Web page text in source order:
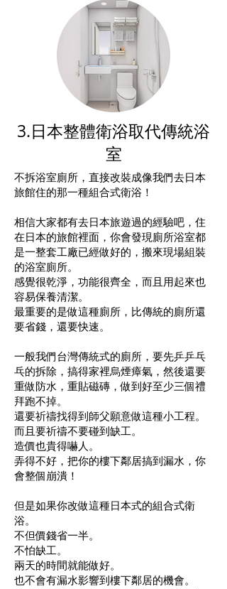
3.日本整體衛浴取代傳統浴
室
不拆浴室廁所，直接改裝成像我們去日本
旅館住的那一種組合式衛浴！
相信大家都有去日本旅遊過的經驗吧，住
在日本的旅館裡面，你會發現廁所浴室都
是一整套工廠已經做好的，搬來現場組裝
的浴室廁所。
感覺很乾淨，功能很齊全，而且用起來也
容易保養清潔。
最重要的是做這種廁所，比傳統的廁所還
要省錢，還要快速。
一般我們台灣傳統式的廁所，要先乒乒乓
乓的拆除，搞得家裡烏煙瘴氣，然後還要
重做防水，重貼磁磚，做到好至少三個禮
拜跑不掉。
還要祈禱找得到師父願意做這種小工程。
而且要祈禱不要碰到缺工。
造價也貴得嚇人。
弄得不好，把你的樓下鄰居搞到漏水，你
會整個崩潰！
但是如果你改做這種日本式的組合式衛
浴。
不但價錢省一半。
不怕缺工。
兩天的時間就能做好。
也不會有漏水影響到樓下鄰居的機會。